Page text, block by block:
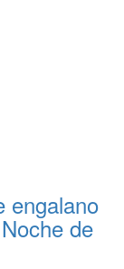
engalano
de